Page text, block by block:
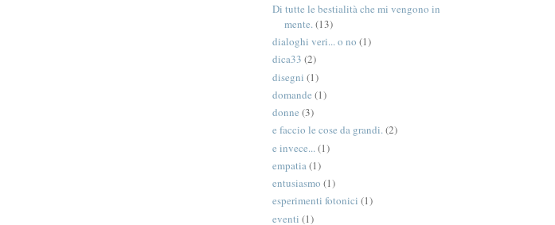
Di tutte le bestialità che mi vengono in
mente.(13)
dialoghi veri... o no (1)
dica33 (2)
disegni (1)
domande (1)
donne (3)
e faccio le cose da grandi.(2)
e invece...(1)
empatia(1)
entusiasmo (1)
esperimenti fotonici (1)
eventi (1)